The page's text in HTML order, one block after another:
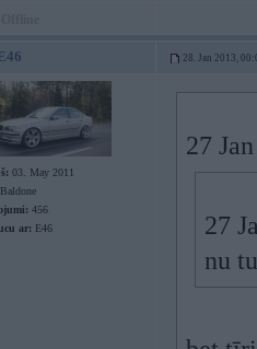
28. Jan 2013,
03. May 2011
Baldone
456
ar: E46
27
27
nu